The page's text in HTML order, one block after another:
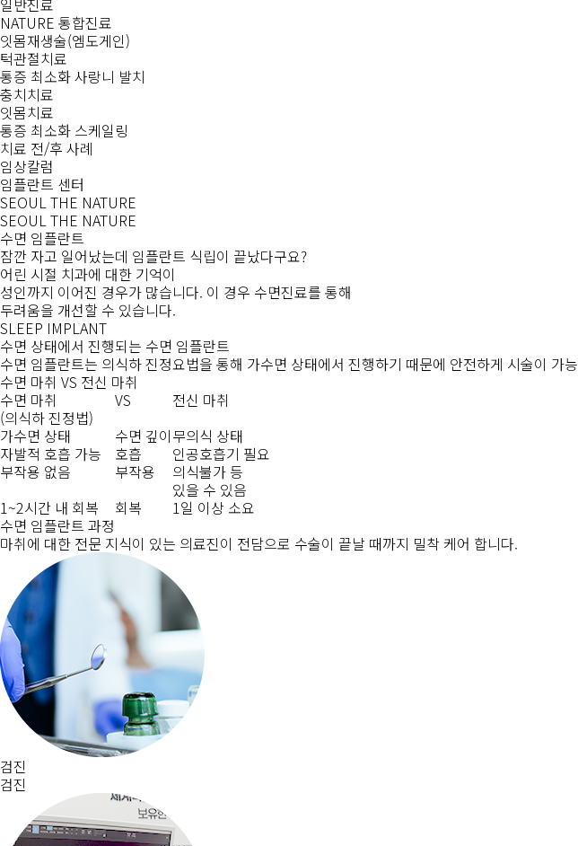
일반진료
NATURE 통합진료
잇몸재생술(엠도게인)
턱관절치료
통증 최소화 사랑니 발치
충치치료
잇몸치료
통증 최소화 스케일링
치료 전/후 사례
임상칼럼
임플란트 센터
SEOUL THE NATURE
SEOUL THE NATURE
수면 임플란트
잠깐 자고 일어났는데 임플란트 식립이 끝났다구요?
어린 시절 치과에 대한 기억이
성인까지 이어진 경우가 많습니다. 이 경우 수면진료를 통해
두려움을 개선할 수 있습니다.
SLEEP IMPLANT
수면 상태에서 진행되는 수면 임플란트
수면 임플란트는 의식하 진정요법을 통해 가수면 상태에서 진행하기 때문에 안전하게 시술이 가능
수면 마취 VS 전신 마취
수면 마취
(의식하 진정법)
VS
전신 마취
가수면 상태
수면 깊이무의식 상태
자발적 호흡 가능
호흡
인공호흡기 필요
부작용 없음
부작용
의식불가 등
있을 수 있음
1~2시간 내 회복
회복
1일 이상 소요
수면 임플란트 과정
마취에 대한 전문 지식이 있는 의료진이 전담으로 수술이 끝날 때까지 밀착 케어 합니다.
검진
검진